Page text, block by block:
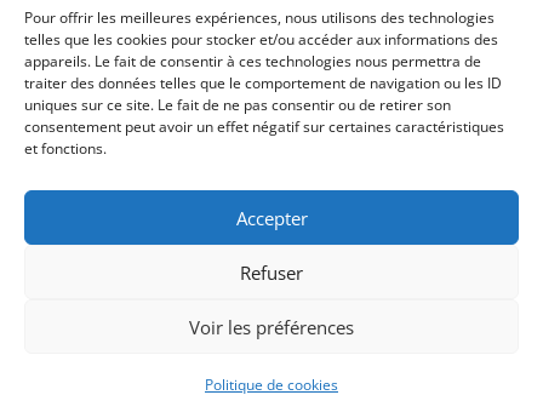
Pour offrir les meilleures expériences, nous utilisons des technologies
telles que les cookies pour stocker et/ou accéder aux informations des
appareils. Le fait de consentir à ces technologies nous permettra de
traiter des données telles que le comportement de navigation ou les ID
uniques sur ce site. Le fait de ne pas consentir ou de retirer son
consentement peut avoir un effet négatif sur certaines caractéristiques
et fonctions.
Accepter
Refuser
Voir les préférences
Politique de cookies
Tél. : +33(0)6 07 72 40 47
dansdebeauxdraps@gmail.com
Professionnels
Suivez-nous